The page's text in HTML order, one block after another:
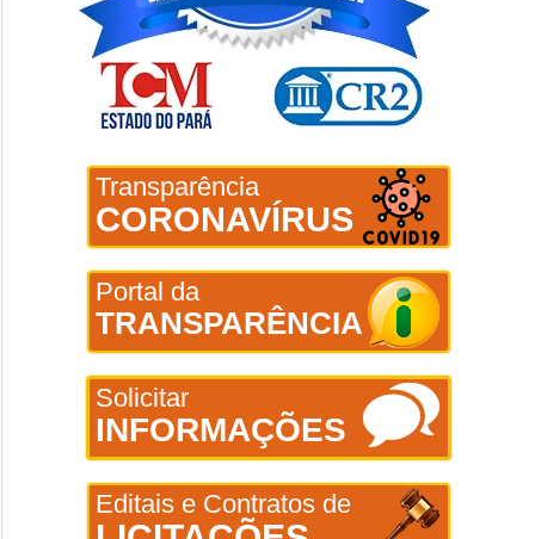
Transparência
CORONAVÍRUS
Portal da
TRANSPARÊNCIA
Solicitar
INFORMAÇÕES
Editais e Contratos de